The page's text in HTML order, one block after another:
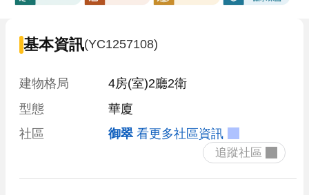
基本資訊(YC1257108)
建物格局
4房(室)2廳2衛
型態
華廈
社區
御翠 看更多社區資訊